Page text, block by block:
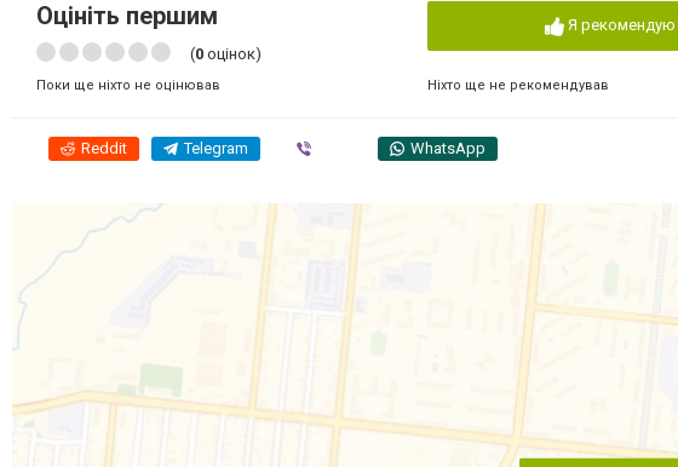
Оцініть першим
(0 оцінок)
Поки ще ніхто не оцінював
Я рекомендую
Ніхто ще не рекомендував
Reddit Telegram WhatsApp